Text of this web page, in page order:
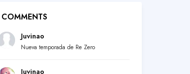
COMMENTS
Juvinao
Nueva temporada de Re Zero
Juvinao